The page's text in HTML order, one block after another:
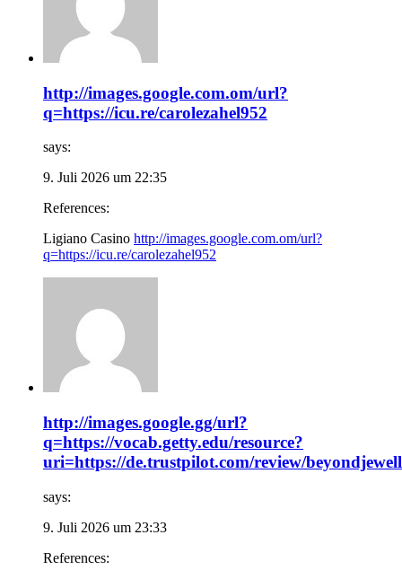
http://images.google.com.om/url?
q=https://icu.re/carolezahel952
says:
9. Juli 2026 um 22:35
References:
Ligiano Casino http://images.google.com.om/url?
q=https://icu.re/carolezahel952
http://images.google.gg/url?
q=https://vocab.getty.edu/resource?
uri=https://de.trustpilot.com/review/
says:
9. Juli 2026 um 23:33
References: